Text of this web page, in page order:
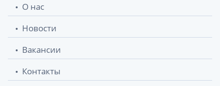
О нас
Новости
Вакансии
Контакты